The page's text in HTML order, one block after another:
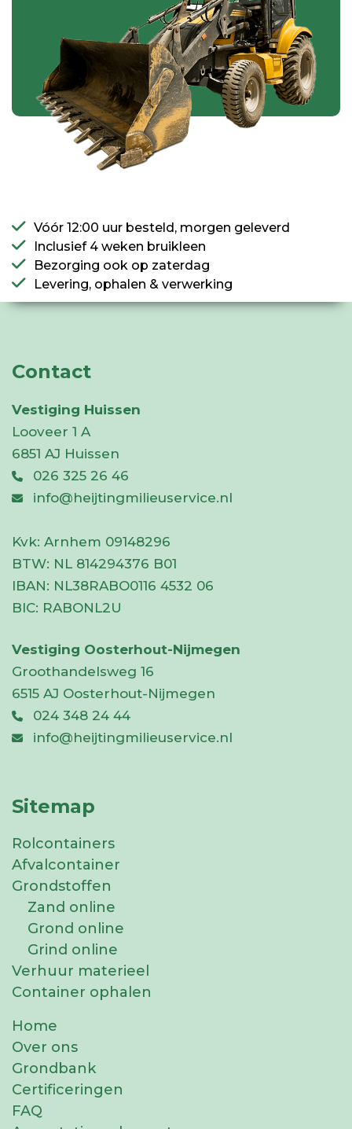
Vóór 12:00 uur besteld, morgen geleverd
Inclusief 4 weken bruikleen
Bezorging ook op zaterdag
Levering, ophalen & verwerking
Contact
Vestiging Huissen
Looveer 1 A
6851 AJ Huissen
026 325 26 46
info@heijtingmilieuservice.nl
Kvk: Arnhem 09148296
BTW: NL 814294376 B01
IBAN: NL38RABO0116 4532 06
BIC: RABONL2U
Vestiging Oosterhout-Nijmegen
Groothandelsweg 16
6515 AJ Oosterhout-Nijmegen
024 348 24 44
info@heijtingmilieuservice.nl
Sitemap
Rolcontainers
Afvalcontainer
Grondstoffen
Zand online
Grond online
Grind online
Verhuur materieel
Container ophalen
Home
Over ons
Grondbank
Certificeringen
FAQ